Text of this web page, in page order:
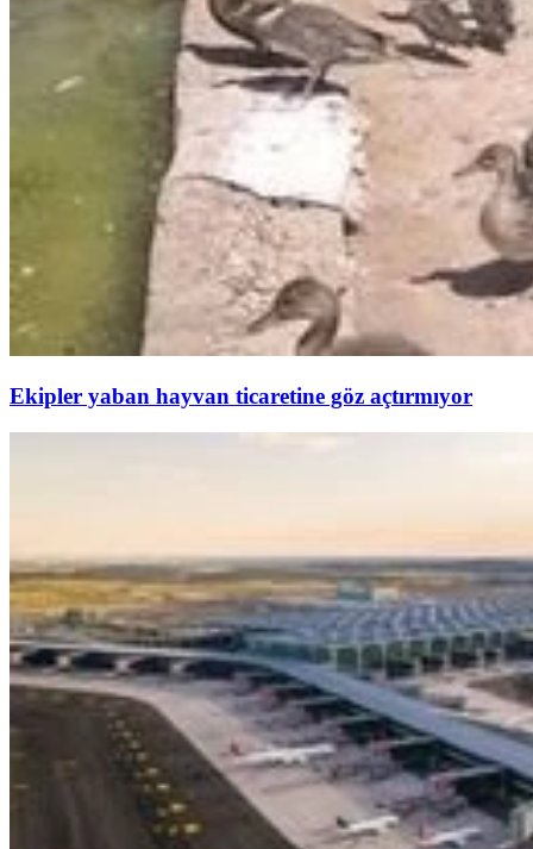
Ekipler yaban hayvan ticaretine göz açtırmıyor